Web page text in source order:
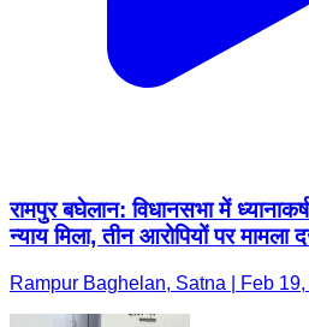
रामपुर बघेलान: विधानसभा में
न्याय मिला, तीन आरोपियों पर मामला
Rampur Baghelan, Satna | Feb